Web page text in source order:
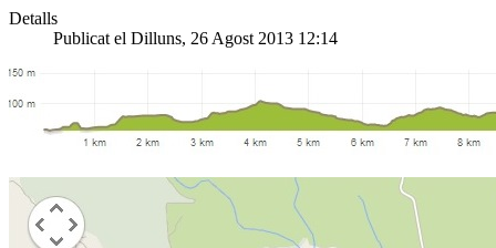
Detalls
Publicat el Dilluns, 26 Agost 2013 12:14